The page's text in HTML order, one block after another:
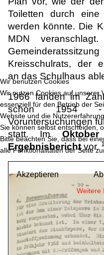
Toiletten durch eine
werden könnte. Die
MDN
Kreisschulrats, der
an das Schulhaus
1966 fanden im
schon 1954 -
Voruntersuchungen
statt. Im
Ergebnisberichtvor.
Wir benutzen Cookies
Wir nutzen Cookies auf unserer
essenziell für den Betrieb der
Website und die
Sie können selbst entscheiden,
Bitte beachten Sie, dass bei
alle Funktionalitäten der Seite
Akzeptieren
Weitere